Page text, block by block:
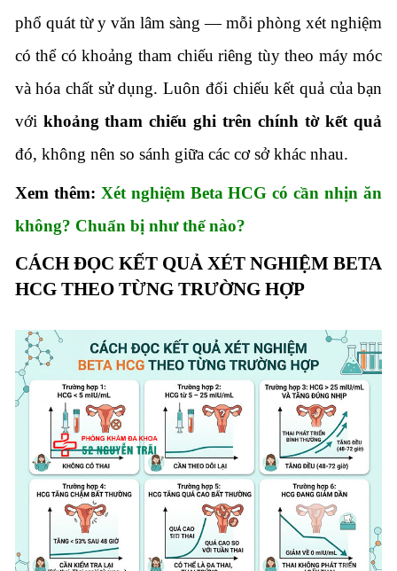
phổ quát từ y văn lâm sàng — mỗi phòng xét nghiệm
có thể có khoảng tham chiếu riêng tùy theo máy móc
và hóa chất sử dụng. Luôn đối chiếu kết quả của bạn
với khoảng tham chiếu ghi trên chính tờ kết quả
đó, không nên so sánh giữa các cơ sở khác nhau.
Xem thêm: Xét nghiệm Beta HCG có cần nhịn ăn
không? Chuẩn bị như thế nào?
CÁCH ĐỌC KẾT QUẢ XÉT NGHIỆM BETA
HCG THEO TỪNG TRƯỜNG HỢP